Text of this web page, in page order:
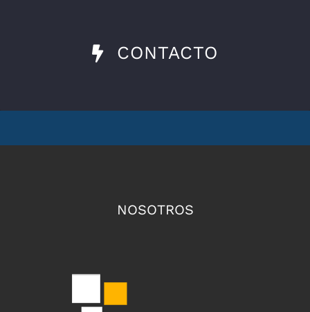
CONTACTO
NOSOTROS